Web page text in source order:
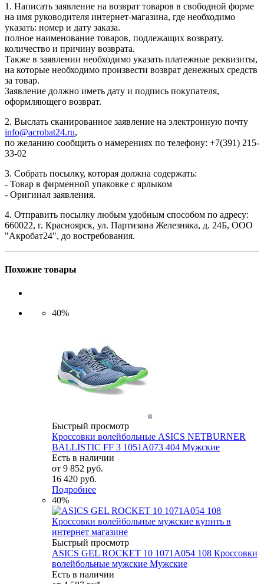
1. Написать заявление на возврат товаров в свободной форме
на имя руководителя интернет-магазина, где необходимо
указать: номер и дату заказа.
полное наименование товаров, подлежащих возврату.
количество и причину возврата.
Также в заявлении необходимо указать платежные реквизиты,
на которые необходимо произвести возврат денежных средств
за товар.
Заявление должно иметь дату и подпись покупателя,
оформляющего возврат.
2. Выслать сканированное заявление на электронную почту
info@acrobat24.ru,
по желанию сообщить о намерениях по телефону: +7(391) 215-
33-02
3. Собрать посылку, которая должна содержать:
- Товар в фирменной упаковке с ярлыком
- Оригинал заявления.
4. Отправить посылку любым удобным способом по адресу:
660022, г. Красноярск, ул. Партизана Железняка, д. 24Б, ООО
"Акробат24", до востребования.
Похожие товары
40%
Быстрый просмотр
Кроссовки волейбольные ASICS NETBURNER
BALLISTIC FF 3 1051A073 404 Мужские
Есть в наличии
от 9 852 руб.
16 420 руб.
Подробнее
40%
Быстрый просмотр
ASICS GEL ROCKET 10 1071A054 108 Кроссовки
волейбольные мужские Мужские
Есть в наличии